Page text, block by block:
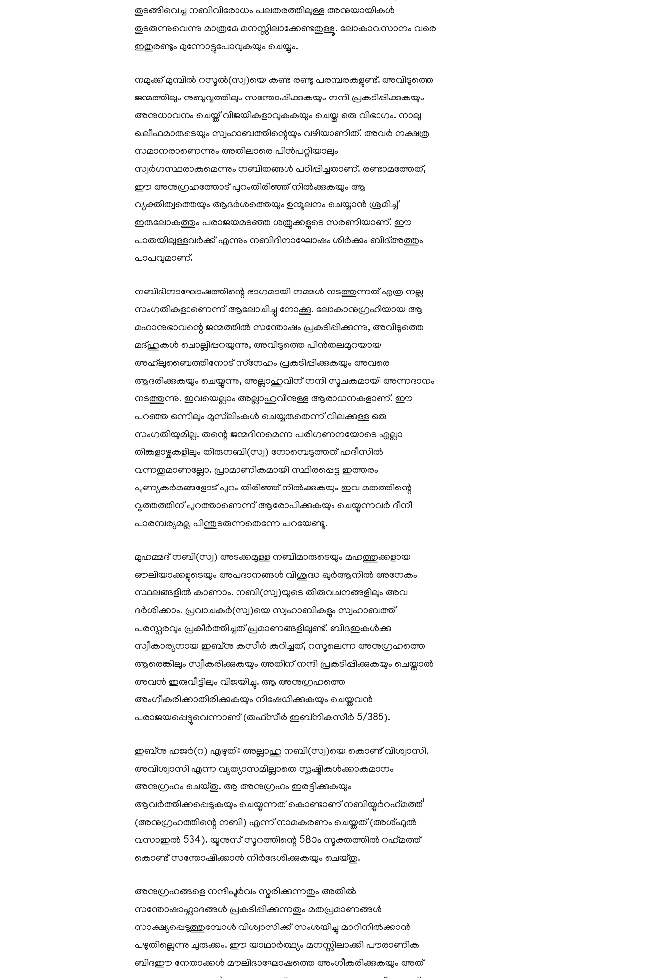
തുടങ്ങിവെച്ച നബിവിരോധം പലതരത്തിലുള്ള അനുയായികൾ
തുടരുന്നുവെന്നു മാത്രമേ മനസ്സിലാക്കേണ്ടതുള്ളൂ. ലോകാവസാനം വരെ
ഇതുരണ്ടും മുന്നോട്ടുപോവുകയും ചെയ്യും.
നമുക്ക് മുമ്പിൽ റസൂൽ(സ്വ)യെ കണ്ട രണ്ടു പരമ്പരകളുണ്ട്. അവിടുത്തെ
ജന്മത്തിലും നുബുവ്വത്തിലും സന്തോഷിക്കുകയും നന്ദി പ്രകടിപ്പിക്കുകയും
അനുധാവനം ചെയ്ത് വിജയികളാവുകകയും ചെയ്ത ഒരു വിഭാഗം. നാലു
ഖലീഫമാരുടെയും സ്വഹാബത്തിന്റെയും വഴിയാണിത്. അവർ നക്ഷത്ര
സമാനരാണെന്നും അതിലാരെ പിൻപറ്റിയാലും
സ്വർഗസ്ഥരാകുമെന്നും നബിതങ്ങൾ പഠിപ്പിച്ചതാണ്. രണ്ടാമത്തേത്,
ഈ അനുഗ്രഹത്തോട് പുറംതിരിഞ്ഞ് നിൽക്കുകയും ആ
വ്യക്തിത്വത്തെയും ആദർശത്തെയും ഉന്മൂലനം ചെയ്യാൻ ശ്രമിച്ച്
ഇരുലോകത്തും പരാജയമടഞ്ഞ ശത്രുക്കളുടെ സരണിയാണ്. ഈ
പാതയിലുള്ളവർക്ക് എന്നും നബിദിനാഘോഷം ശിർക്കും ബിദ്അത്തും
പാപവുമാണ്.
നബിദിനാഘോഷത്തിന്റെ ഭാഗമായി നമ്മൾ നടത്തുന്നത് എത്ര നല്ല
സംഗതികളാണെന്ന് ആലോചിച്ചു നോക്കൂ. ലോകാനുഗ്രഹിയായ ആ
മഹാനുഭാവന്റെ ജന്മത്തിൽ സന്തോഷം പ്രകടിപ്പിക്കുന്നു, അവിടുത്തെ
മദ്ഹുകൾ ചൊല്ലിപ്പറയുന്നു, അവിടുത്തെ പിൻതലമുറയായ
അഹ്‌ലുബൈത്തിനോട് സ്‌നേഹം പ്രകടിപ്പിക്കുകയും അവരെ
ആദരിക്കുകയും ചെയ്യുന്നു, അല്ലാഹുവിന് നന്ദി സൂചകമായി അന്നദാനം
നടത്തുന്നു. ഇവയെല്ലാം അല്ലാഹുവിനുള്ള ആരാധനകളാണ്. ഈ
പറഞ്ഞ ഒന്നിലും മുസ്‌ലിംകൾ ചെയ്യരുതെന്ന് വിലക്കുള്ള ഒരു
സംഗതിയുമില്ല. തന്റെ ജന്മദിനമെന്ന പരിഗണനയോടെ എല്ലാ
തിങ്കളാഴ്ചകളിലും തിരുനബി(സ്വ) നോമ്പെടുത്തത് ഹദീസിൽ
വന്നതുമാണല്ലോ. പ്രാമാണികമായി സ്ഥിരപ്പെട്ട ഇത്തരം
പുണ്യകർമങ്ങളോട് പുറം തിരിഞ്ഞ് നിൽക്കുകയും ഇവ മതത്തിന്റെ
വൃത്തത്തിന് പുറത്താണെന്ന് ആരോപിക്കുകയും ചെയ്യുന്നവർ ദീനീ
പാരമ്പര്യമല്ല പിന്തുടരുന്നതെന്നേ പറയേണ്ടൂ.
മുഹമ്മദ് നബി(സ്വ) അടക്കമുള്ള നബിമാരുടെയും മഹത്തുക്കളായ
ഔലിയാക്കളുടെയും അപദാനങ്ങൾ വിശുദ്ധ ഖുർആനിൽ അനേകം
സ്ഥലങ്ങളിൽ കാണാം. നബി(സ്വ)യുടെ തിരുവചനങ്ങളിലും അവ
ദർശിക്കാം. പ്രവാചകർ(സ്വ)യെ സ്വഹാബികളും സ്വഹാബത്ത്
പരസ്പരവും പ്രകീർത്തിച്ചത് പ്രമാണങ്ങളിലുണ്ട്. ബിദഇകൾക്കു
സ്വീകാര്യനായ ഇബ്‌നു കസീർ കുറിച്ചത്, റസൂലെന്ന അനുഗ്രഹത്തെ
ആരെങ്കിലും സ്വീകരിക്കുകയും അതിന് നന്ദി പ്രകടിപ്പിക്കുകയും ചെയ്താൽ
അവൻ ഇരുവീട്ടിലും വിജയിച്ചു. ആ അനുഗ്രഹത്തെ
അംഗീകരിക്കാതിരിക്കുകയും നിഷേധിക്കുകയും ചെയ്തവൻ
പരാജയപ്പെട്ടുവെന്നാണ് (തഫ്‌സീർ ഇബ്‌നികസീർ 5/385).
ഇബ്‌നു ഹജർ(റ) എഴുതി: അല്ലാഹു നബി(സ്വ)യെ കൊണ്ട് വിശ്വാസി,
അവിശ്വാസി എന്ന വ്യത്യാസമില്ലാതെ സൃഷ്ടികൾക്കാകമാനം
അനുഗ്രഹം ചെയ്തു. ആ അനുഗ്രഹം ഇരട്ടിക്കുകയും
ആവർത്തിക്കപ്പെടുകയും ചെയ്യുന്നത് കൊണ്ടാണ് നബിയ്യുർറഹ്‌മത്ത്’
(അനുഗ്രഹത്തിന്റെ നബി) എന്ന് നാമകരണം ചെയ്തത് (അശ്ഫുൽ
വസാഇൽ 534). യൂനുസ് സൂറത്തിന്റെ 58ാം സൂക്തത്തിൽ റഹ്‌മത്ത്
കൊണ്ട് സന്തോഷിക്കാൻ നിർദേശിക്കുകയും ചെയ്തു.
അനുഗ്രഹങ്ങളെ നന്ദിപൂർവം സ്മരിക്കുന്നതും അതിൽ
സന്തോഷാഹ്ലാദങ്ങൾ പ്രകടിപ്പിക്കുന്നതും മതപ്രമാണങ്ങൾ
സാക്ഷ്യപ്പെടുത്തുമ്പോൾ വിശ്വാസിക്ക് സംശയിച്ചു മാറിനിൽക്കാൻ
പഴുതില്ലെന്നു ചുരുക്കം. ഈ യാഥാർത്ഥ്യം മനസ്സിലാക്കി പൗരാണിക
ബിദഈ നേതാക്കൾ മൗലിദാഘോഷത്തെ അംഗീകരിക്കുകയും അത്